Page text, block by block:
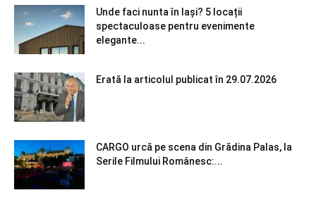
Unde faci nunta în Iași? 5 locații
spectaculoase pentru evenimente
elegante...
Erată la articolul publicat în 29.07.2026
CARGO urcă pe scena din Grădina Palas, la
Serile Filmului Românesc:...